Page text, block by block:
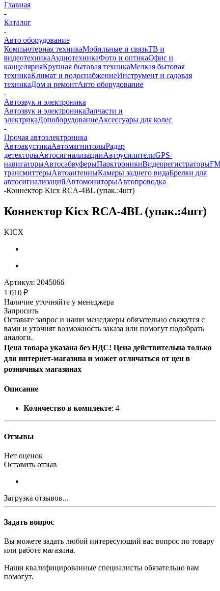
Главная
-
Каталог
-
Авто оборудование
Компьютерная техникаМобильные и связьТВ и
видеотехникаАудиотехникаФото и оптикаОфис и
канцелярияКрупная бытовая техникаМелкая бытовая
техникаКлимат и водоснабжениеИнструмент и садовая
техникаДом и ремонтАвто оборудование
-
Автозвук и электроника
Автозвук и электроникаЗапчасти и
электрикаДопоборудованиеАксессуары для колес
-
Прочая автоэлектроника
АвтоакустикаАвтомагнитолыРадар
детекторыАвтосигнализацииАвтоусилителиGPS-
навигаторыАвтосабвуферыПарктроникиВидеорегистраторы
трансмиттерыАвтоантенныКамеры заднего видаБрелки для
автосигнализацийАвтомониторыАвтопроводка
-Коннектор Kicx RCA-4BL (упак.:4шт)
Коннектор Kicx RCA-4BL (упак.:4шт)
KICX
Артикул: 2045066
1 010 ₽
Наличие уточняйте у менеджера
Запросить
Оставьте запрос и наши менеджеры обязательно свяжутся с
вами и уточнят возможность заказа или помогут подобрать
аналоги.
Цена товара указана без НДС! Цена действительна только
для интернет-магазина и может отличаться от цен в
розничных магазинах
Описание
Количество в комплекте: 4
Отзывы
Нет оценок
Оставить отзыв
Загрузка отзывов...
Задать вопрос
Вы можете задать любой интересующий вас вопрос по товару
или работе магазина.
Наши квалифицированные специалисты обязательно вам
помогут.